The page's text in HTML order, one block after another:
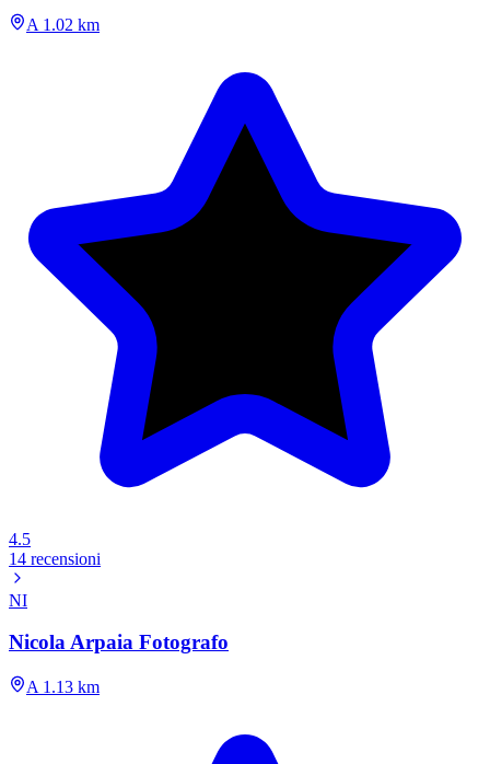
A 1.02 km
4.5
14 recensioni
NI
Nicola Arpaia Fotografo
A 1.13 km